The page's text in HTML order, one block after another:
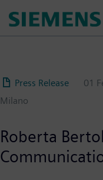
Press Release 01
Milano
Roberta